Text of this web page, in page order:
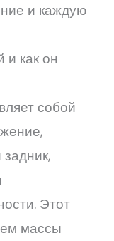
и каждую
и как он
собой
Этот
массы